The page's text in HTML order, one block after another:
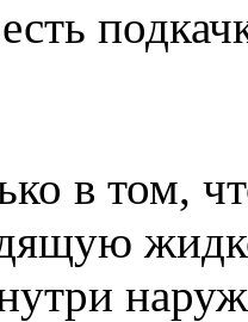
в том,